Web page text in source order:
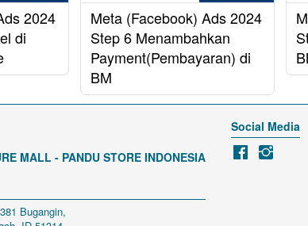
2024
di
Meta (Facebook) Ads 2024
Step 6 Menambahkan
Payment(Pembayaran) di
BM
MALL - PANDU STORE INDONESIA
Bugangin,
Social Media